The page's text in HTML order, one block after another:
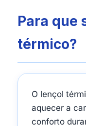
Para que
térmico?
O lençol
aquecer a
conforto